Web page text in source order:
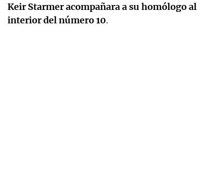
Keir Starmer acompañara a su homólogo al
interior del número 10.